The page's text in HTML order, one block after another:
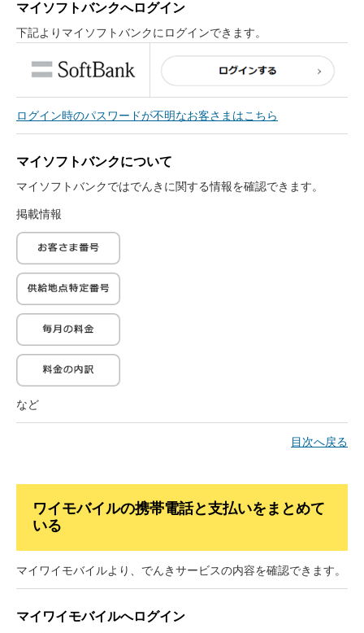
の支払い方法によって会員ページのログイ
支払い方法によって違うんですね。
マイソフトバンクへログイン
下記よりマイソフトバンクにログインできます。
ログイン時のパスワードが不明なお客さまはこちら
マイソフトバンクについて
マイソフトバンクではでんきに関する情報を確認できます。
掲載情報
など
目次へ戻る
ワイモバイルの携帯電話と支払いをまとめて
いる
マイワイモバイルより、でんきサービスの内容を確認できます。
マイワイモバイルへログイン